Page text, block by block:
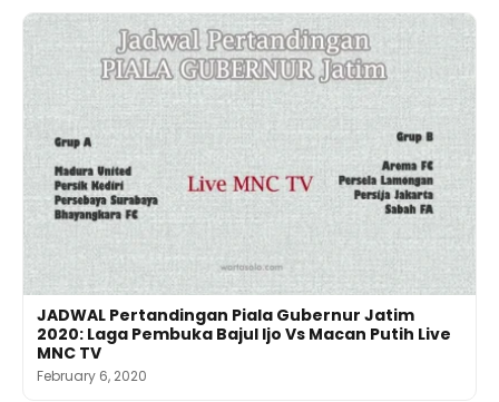
JADWAL Pertandingan Piala Gubernur Jatim
2020: Laga Pembuka Bajul Ijo Vs Macan Putih Live
MNC TV
February 6, 2020